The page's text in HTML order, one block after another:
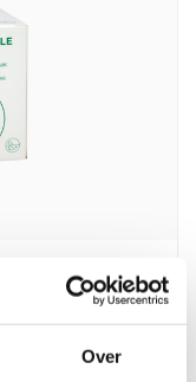
Over
x 1½”,